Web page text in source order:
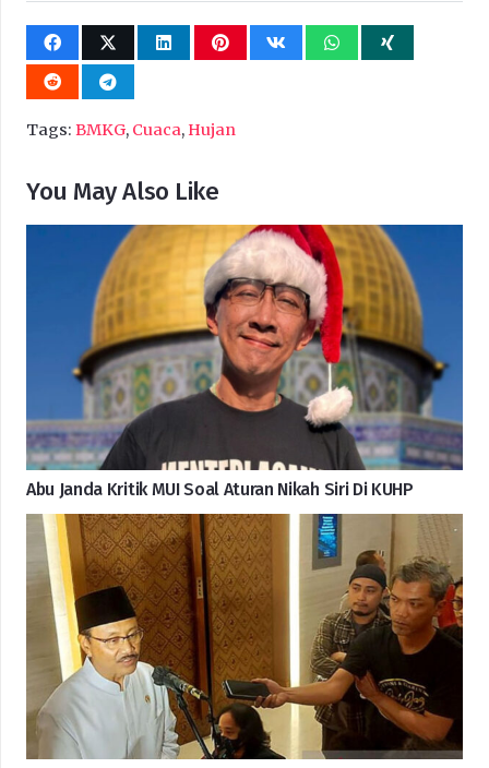
Tags: BMKG, Cuaca,Hujan
You May Also Like
Abu Janda Kritik MUI Soal Aturan Nikah Siri Di KUHP